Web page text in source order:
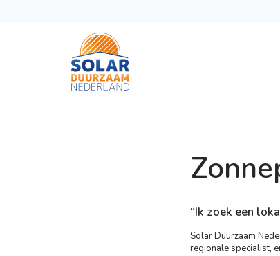
“Ik zoek een
Solar Duurzaam
regionale specialist,